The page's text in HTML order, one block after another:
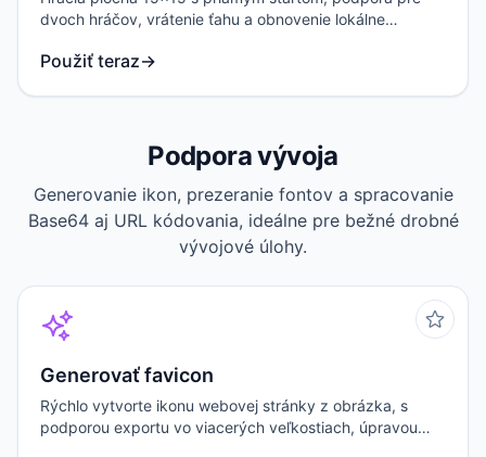
dvoch hráčov, vrátenie ťahu a obnovenie lokálne
Použiť teraz→
Podpora vývoja
Generovanie ikon, prezeranie fontov a spracovanie
Base64 aj URL kódovania, ideálne pre bežné drobné
vývojové úlohy.
Generovať favicon
Rýchlo vytvorte ikonu webovej stránky z obrázka, s
podporou exportu vo viacerých veľkostiach, úpravou